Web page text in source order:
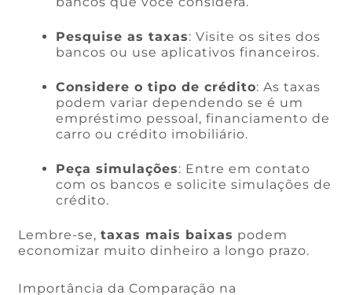
Pesquise as taxas: Visite os sites dos
bancos ou use aplicativos financeiros.
Considere o tipo de crédito: As taxas
podem variar dependendo se é um
empréstimo pessoal, financiamento de
carro ou crédito imobiliário.
Peça simulações: Entre em contato
com os bancos e solicite simulações de
crédito.
Lembre-se,taxas mais baixas podem
economizar muito dinheiro a longo prazo.
Importância da Comparação na